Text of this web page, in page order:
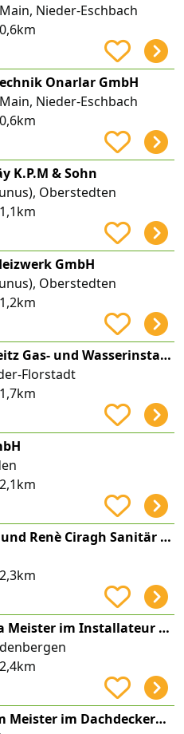
Nieder-Eschbach
Onarlar GmbH
Nieder-Eschbach
K.P.M & Sohn
Oberstedten
GmbH
Oberstedten
Markus Schreitz Gas- und Wasserinstallationen
Florstadt
Jochen Grein und Renè Ciragh Sanitär und Heizung Grein + Ciragh GbR
Markus Latka Meister im Installateur und Heizungsbauer-Handwerk
Markus Dehm Meister im Dachdeckerhandwerk